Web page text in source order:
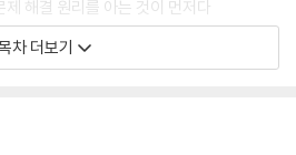
질적인 도약을 이룰 수 있다. 새로운 기술
비하는 학생이든, 그저 관심 분야에서 더
당신이 성공적인 학습을 통해 더 빠르고 압
넘는 놀라운 후속작이다!
해결 원리를 아는 것이 먼저다
다
이후에 직접 움직여야 한다/ 새로운 것
차 더보기